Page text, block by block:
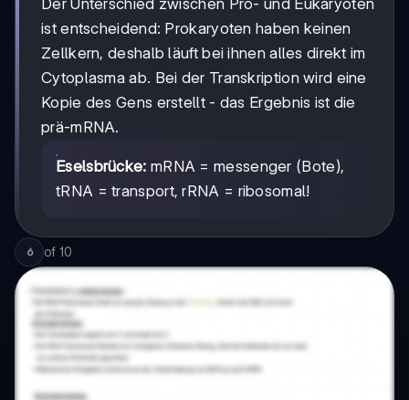
Der Unterschied zwischen Pro- und Eukaryoten
ist entscheidend: Prokaryoten haben keinen
Zellkern, deshalb läuft bei ihnen alles direkt im
Cytoplasma ab. Bei der Transkription wird eine
Kopie des Gens erstellt - das Ergebnis ist die
prä-mRNA.
Eselsbrücke: mRNA = messenger (Bote),
tRNA = transport, rRNA = ribosomal!
6 of 10